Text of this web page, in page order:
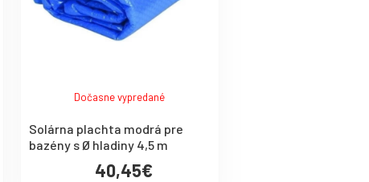
Dočasne vypredané
Solárna plachta modrá pre
bazény s Ø hladiny 4,5 m
40,45€